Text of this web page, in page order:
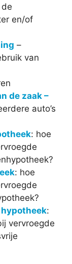
en/of
–
van
de zaak –
auto’s
: hoe
: hoe
:
vervroegde